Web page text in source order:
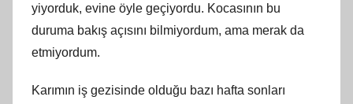
yiyorduk, evine öyle geçiyordu. Kocasının bu
duruma bakış açısını bilmiyordum, ama merak da
etmiyordum.
Karımın iş gezisinde olduğu bazı hafta sonları